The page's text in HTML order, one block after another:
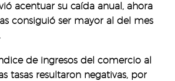
acentuar su caída anual, ahora
consiguió ser mayor al del mes
de ingresos del comercio al
tasas resultaron negativas, por